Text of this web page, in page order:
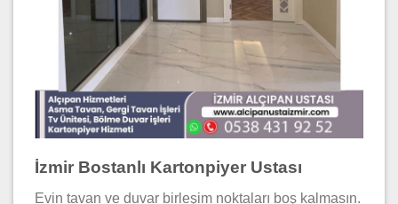
İzmir Bostanlı Kartonpiyer Ustası
Evin tavan ve duvar birleşim noktaları boş kalmasın.